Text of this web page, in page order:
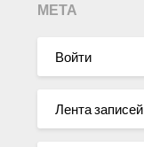
МЕТА
Войти
Лента записей